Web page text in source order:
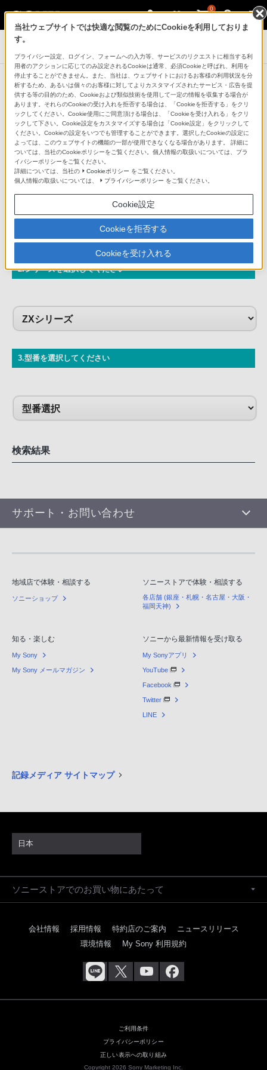
0
記録メディア
SDカード対応表
ご利用中の製品で使用可能なソニーのSDカードを検索で
きます。（2022年6月現在）
はじめから選択し直す
1.機器を選択してください
2.シリーズを選択してください
3.型番を選択してください
検索結果
サポート・お問い合わせ
地域店で体験・相談する
ソニーショップ
ソニーストアで体験・相談する
各店舗 (銀座・札幌・名古屋・大阪・
福岡天神)
知る・楽しむ
My Sony
My Sony メールマガジン
ソニーから最新情報を受け取る
My Sonyアプリ
YouTube
Facebook
Twitter
LINE
記録メディア サイトマップ
日本
ソニーストアでのお買い物にあたって
会社情報 採用情報 特約店のご案内
ニュースリリース
環境情報
My Sony 利用規約
ご利用条件
プライバシーポリシー
正しい表示への取り組み
Copyright 2026 Sony Marketing Inc.
当社ウェブサイトでは快適な閲覧のためにCookieを利用しておりま
す。
プライバシー設定、ログイン、フォームへの入力等、サービスのリクエストに相当する利
用者のアクションに応じてのみ設定されるCookieは通常、必須Cookieと呼ばれ、利用を
停止することができません。また、当社は、ウェブサイトにおけるお客様の利用状況を分
析するため、あるいは個々のお客様に対してよりカスタマイズされたサービス・広告を提
供する等の目的のため、Cookieおよび類似技術を使用して一定の情報を収集する場合が
あります。それらのCookieの受け入れを拒否する場合は、「Cookieを拒否する」をクリ
ックしてください。Cookie使用にご同意頂ける場合は、「Cookieを受け入れる」をクリ
ックして下さい。Cookie設定をカスタマイズする場合は「Cookie設定」をクリックして
ください。Cookieの設定をいつでも管理することができます。選択したCookieの設定に
よっては、このウェブサイトの機能の一部が使用できなくなる場合があります。 詳細に
ついては、当社のCookieポリシーをご覧ください。個人情報の取扱いについては、プラ
イバシーポリシーをご覧ください。
詳細については、当社の
Cookieポリシー をご覧ください。
個人情報の取扱いについては、
プライバシーポリシー をご覧ください。
Cookie設定
Cookieを拒否する
Cookieを受け入れる